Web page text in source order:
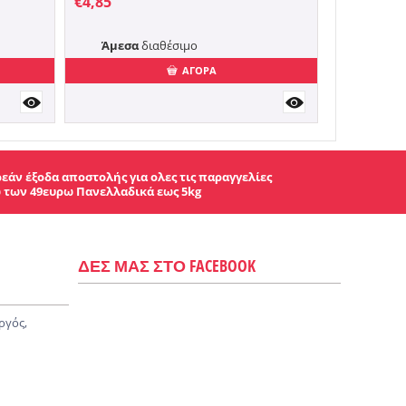
Άμεσαδιαθέσιμο
ΑΓΟΡΑ
έξοδα αποστολής για ολες τις παραγγελίες
49ευρω Πανελλαδικά εως 5kg
ΔΕΣ ΜΑΣ ΣΤΟ FACEBOOK